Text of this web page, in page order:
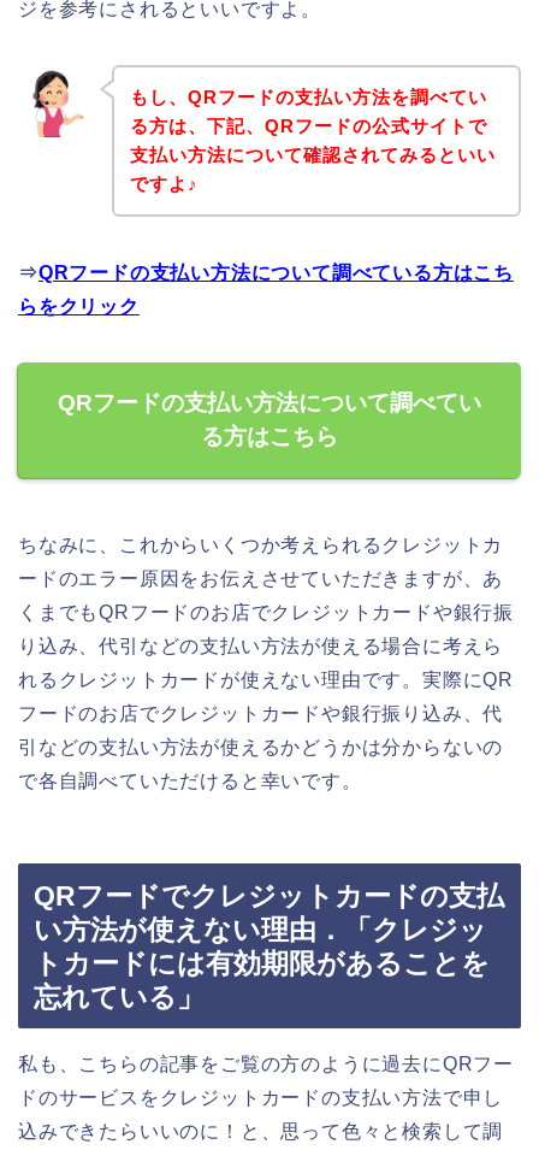
ジを参考にされるといいですよ。
もし、QRフードの支払い方法を調べてい
る方は、下記、QRフードの公式サイトで
支払い方法について確認されてみるといい
ですよ♪
⇒QRフードの支払い方法について調べている方はこち
らをクリック
QRフードの支払い方法について調べてい
る方はこちら
ちなみに、これからいくつか考えられるクレジットカ
ードのエラー原因をお伝えさせていただきますが、あ
くまでもQRフードのお店でクレジットカードや銀行振
り込み、代引などの支払い方法が使える場合に考えら
れるクレジットカードが使えない理由です。実際にQR
フードのお店でクレジットカードや銀行振り込み、代
引などの支払い方法が使えるかどうかは分からないの
で各自調べていただけると幸いです。
QRフードでクレジットカードの支払
い方法が使えない理由．「クレジッ
トカードには有効期限があることを
忘れている」
私も、こちらの記事をご覧の方のように過去にQRフー
ドのサービスをクレジットカードの支払い方法で申し
込みできたらいいのに！と、思って色々と検索して調